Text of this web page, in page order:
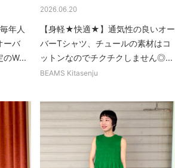
年人
ーバ
のW...
2026.06.20
【身軽★快適★】通気性の良いオー
バーTシャツ、チュールの素材はコ
ットンなのでチクチクしません◎...
BEAMS Kitasenju